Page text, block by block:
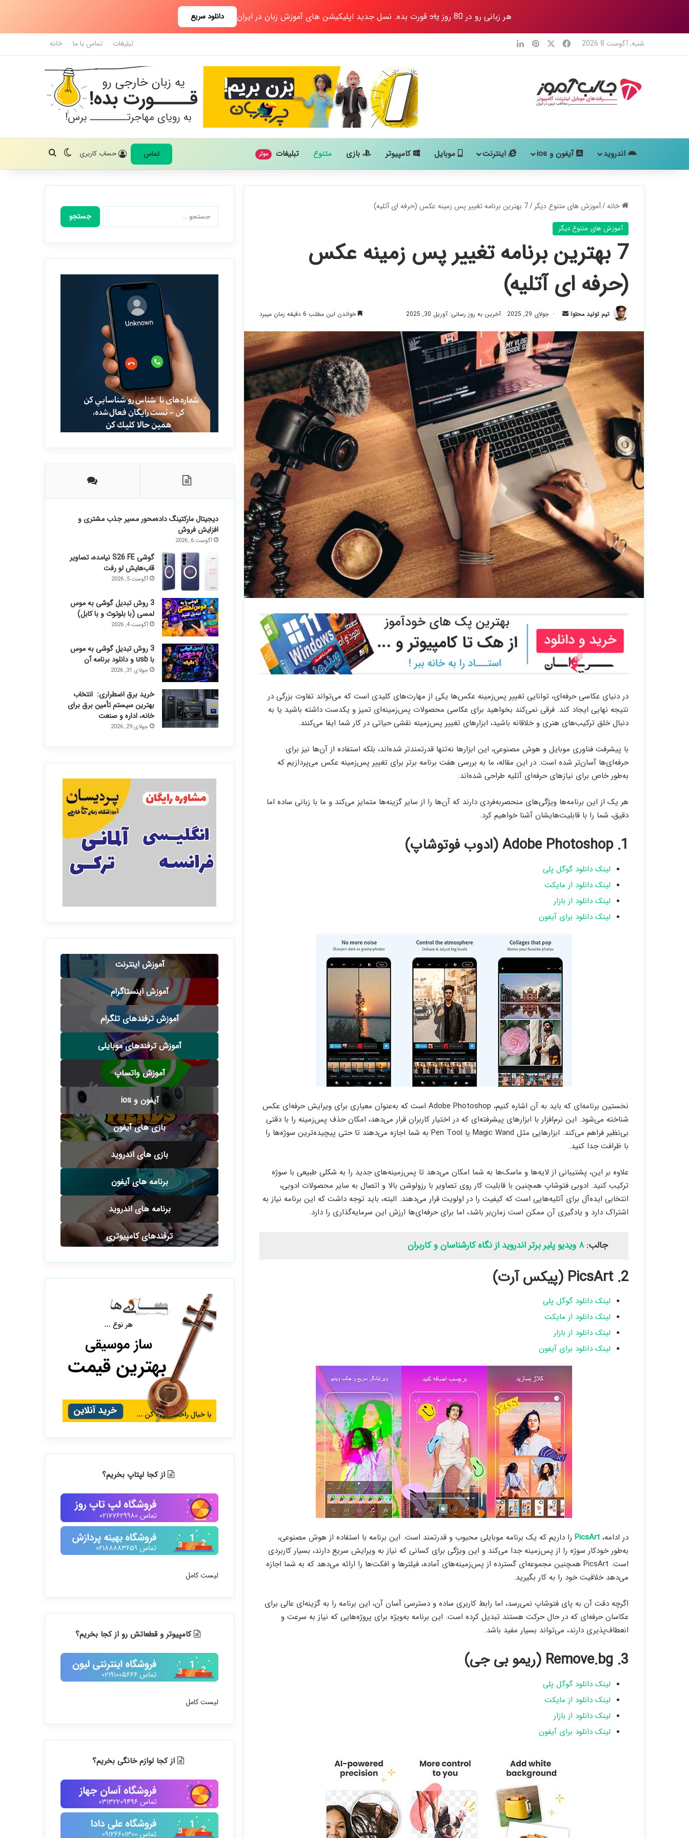
هر زبانی رو در 80 روز یادقورت بده. نسل جدید اپلیکیشن های آموزش زبان در ایران دانلود سریع
شنبه, آگوست 8 2026 فیس بوک‫پین‌ترست
لینکدین تبلیغات تماس با ما خانه
اندروید آیفون و ios اینترنت موبایل کامپیوتر بازی متنوع تبلیغات موثر تماس حساب کاربری تغییر پوسته
جستجو برای
خانه/آموزش های متنوع دیگر /7 بهترین برنامه تغییر پس زمینه عکس (حرفه ای آتلیه)
آموزش های متنوع دیگر
7 بهترین برنامه تغییر پس زمینه عکس
(حرفه ای آتلیه)
تیم تولید محتوا
ارسال جولای 29, 2025 آخرین به روز رسانی: آوریل 30, 2025 خواندن این مطلب 6 دقیقه زمان میبرد
در دنیای عکاسی حرفه‌ای، توانایی تغییر پس‌زمینه عکس‌ها یکی از مهارت‌های کلیدی است که می‌تواند تفاوت بزرگی در
نتیجه نهایی ایجاد کند. فرقی نمی‌کند بخواهید برای عکاسی محصولات پس‌زمینه‌ای تمیز و یکدست داشته باشید یا به
دنبال خلق ترکیب‌های هنری و خلاقانه باشید، ابزارهای تغییر پس‌زمینه نقشی حیاتی در کار شما ایفا می‌کنند.
با پیشرفت فناوری موبایل و هوش مصنوعی، این ابزارها نه‌تنها قدرتمندتر شده‌اند، بلکه استفاده از آن‌ها نیز برای
حرفه‌ای‌ها آسان‌تر شده است. در این مقاله، ما به بررسی هفت برنامه برتر برای تغییر پس‌زمینه عکس می‌پردازیم که
به‌طور خاص برای نیازهای حرفه‌ای آتلیه طراحی شده‌اند.
هر یک از این برنامه‌ها ویژگی‌های منحصربه‌فردی دارند که آن‌ها را از سایر گزینه‌ها متمایز می‌کند و ما با زبانی ساده اما
دقیق، شما را با قابلیت‌هایشان آشنا خواهیم کرد.
1. Adobe Photoshop (ادوب فوتوشاپ)
لینک دانلود گوگل پلی
لینک دانلود از مایکت
لینک دانلود از بازار
لینک دانلود برای آیفون
نخستین برنامه‌ای که باید به آن اشاره کنیم، Adobe Photoshop است که به‌عنوان معیاری برای ویرایش حرفه‌ای عکس
شناخته می‌شود. این نرم‌افزار با ابزارهای پیشرفته‌ای که در اختیار کاربران قرار می‌دهد، امکان حذف پس‌زمینه را با دقتی
بی‌نظیر فراهم می‌کند. ابزارهایی مثل Magic Wand یا Pen Tool به شما اجازه می‌دهند تا حتی پیچیده‌ترین سوژه‌ها را
با ظرافت جدا کنید.
علاوه بر این، پشتیبانی از لایه‌ها و ماسک‌ها به شما امکان می‌دهد تا پس‌زمینه‌های جدید را به شکلی طبیعی با سوژه
ترکیب کنید. ادوبی فتوشاپ همچنین با قابلیت کار روی تصاویر با رزولوشن بالا و اتصال به سایر محصولات ادوبی،
انتخابی ایده‌آل برای آتلیه‌هایی است که کیفیت را در اولویت قرار می‌دهند. البته، باید توجه داشت که این برنامه نیاز به
اشتراک دارد و یادگیری آن ممکن است زمان‌بر باشد، اما برای حرفه‌ای‌ها ارزش این سرمایه‌گذاری را دارد.
جالب:۸ ویدیو پلیر برتر اندروید از نگاه کارشناسان و کاربران
2. PicsArt (پیکس آرت)
لینک دانلود گوگل پلی
لینک دانلود از مایکت
لینک دانلود از بازار
لینک دانلود برای آیفون
در ادامه، PicsArt را داریم که یک برنامه موبایلی محبوب و قدرتمند است. این برنامه با استفاده از هوش مصنوعی،
به‌طور خودکار سوژه را از پس‌زمینه جدا می‌کند و این ویژگی برای کسانی که نیاز به ویرایش سریع دارند، بسیار کاربردی
است. PicsArt همچنین مجموعه‌ای گسترده از پس‌زمینه‌های آماده، فیلترها و افکت‌ها را ارائه می‌دهد که به شما اجازه
می‌دهد خلاقیت خود را به کار بگیرید.
اگرچه دقت آن به پای فتوشاپ نمی‌رسد، اما رابط کاربری ساده و دسترسی آسان آن، این برنامه را به گزینه‌ای عالی برای
عکاسان حرفه‌ای که در حال حرکت هستند تبدیل کرده است. این برنامه به‌ویژه برای پروژه‌هایی که نیاز به سرعت و
انعطاف‌پذیری دارند، می‌تواند بسیار مفید باشد.
3. Remove.bg (ریمو بی جی)
لینک دانلود گوگل پلی
لینک دانلود از مایکت
لینک دانلود از بازار
لینک دانلود برای آیفون
جستجو
برای:
دیجیتال مارکتینگ داده‌محور مسیر جذب مشتری و
افزایش فروش
آگوست 6, 2026
گوشی S26 FE نیامده، تصاویر
قاب‌هایش لو رفت
آگوست 5, 2026
3 روش تبدیل گوشی به موس
لمسی (با بلوتوث و با کابل)
آگوست 4, 2026
3 روش تبدیل گوشی به موس
با usb و دانلود برنامه آن
جولای 31, 2026
خرید برق اضطراری: انتخاب
بهترین سیستم تأمین برق برای
خانه، اداره و صنعت
جولای 29, 2026
آموزش اینترنت
آموزش اینستاگرام
آموزش ترفندهای تلگرام
آموزش ترفندهای موبایلی
آموزش واتساپ
آیفون و ios
بازی های آیفون
بازی های اندروید
برنامه های آیفون
برنامه های اندروید
ترفندهای کامپیوتری
از کجا لپتاپ بخریم؟
لیست کامل
کامپیوتر و قطعاتش رو از کجا بخریم؟
لیست کامل
از کجا لوازم خانگی بخریم؟